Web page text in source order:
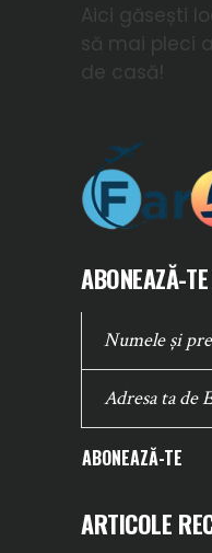
Aici găsești
să mai pleci
de casă!
ABONEAZĂ-
ABONEAZĂ-TE
ARTICOLE